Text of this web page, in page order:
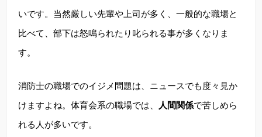
いです。当然厳しい先輩や上司が多く、一般的な職場と
比べて、部下は怒鳴られたり叱られる事が多くなりま
す。
消防士の職場でのイジメ問題は、ニュースでも度々見か
けますよね。体育会系の職場では、
人間関係で苦しめら
れる人が多いです。